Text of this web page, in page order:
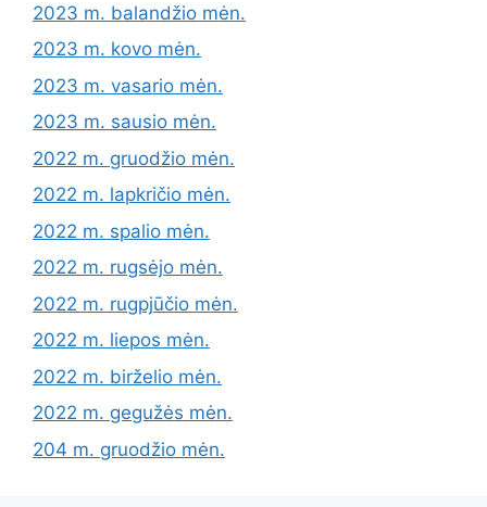
2023 m. balandžio mėn.
2023 m. kovo mėn.
2023 m. vasario mėn.
2023 m. sausio mėn.
2022 m. gruodžio mėn.
2022 m. lapkričio mėn.
2022 m. spalio mėn.
2022 m. rugsėjo mėn.
2022 m. rugpjūčio mėn.
2022 m. liepos mėn.
2022 m. birželio mėn.
2022 m. gegužės mėn.
204 m. gruodžio mėn.